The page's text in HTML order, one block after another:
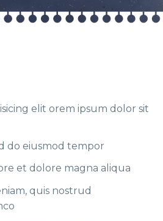
elit orem ipsum dolor sit
do eiusmod tempor
et dolore magna aliqua
quis nostrud